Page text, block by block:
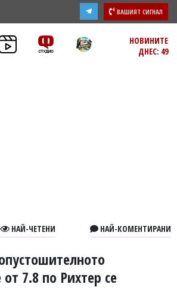
ВАШИЯТ СИГНАЛ
НОВИНИТЕ
ДНЕС: 49
НАЙ-ЧЕТЕНИ НАЙ-КОМЕНТИРАНИ
7.8 по Рихтер се